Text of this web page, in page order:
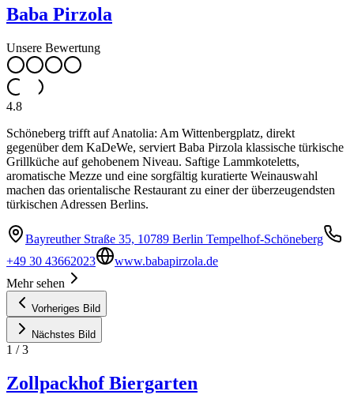
Baba Pirzola
Unsere Bewertung
4.8
Schöneberg trifft auf Anatolia: Am Wittenbergplatz, direkt
gegenüber dem KaDeWe, serviert Baba Pirzola klassische türkische
Grillküche auf gehobenem Niveau. Saftige Lammkoteletts,
aromatische Mezze und eine sorgfältig kuratierte Weinauswahl
machen das orientalische Restaurant zu einer der überzeugendsten
türkischen Adressen Berlins.
Bayreuther Straße 35, 10789 Berlin Tempelhof-Schöneberg
+49 30 43662023
www.babapirzola.de
Mehr sehen
Vorheriges Bild
Nächstes Bild
1 /3
Zollpackhof Biergarten